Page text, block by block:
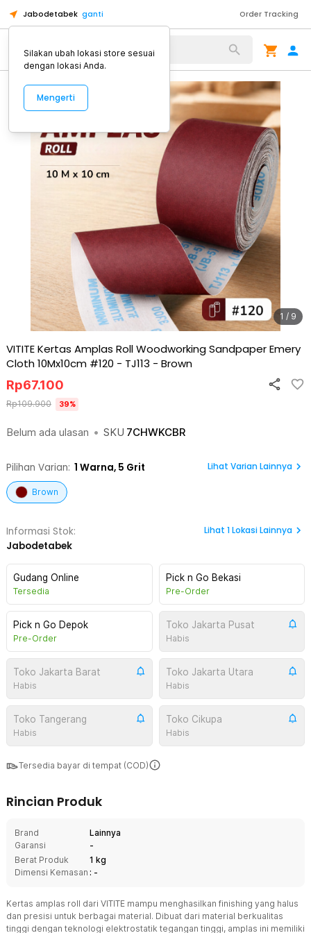
Jabodetabek ganti Order Tracking
Alat Kopi
1 / 9
VITITE Kertas Amplas Roll Woodworking Sandpaper Emery
Cloth 10Mx10cm #120 - TJ113 - Brown
Belum ada ulasan • SKU 7CHWKCBR
Rp67.100
Rp109.900 39%
Pilihan Varian: 1 Warna, 5 Grit Lihat Varian Lainnya
Brown
Informasi Stok:
Jabodetabek
Lihat 1Lokasi Lainnya
Gudang Online
Tersedia
Pick n Go Bekasi
Pre-Order
Pick n Go Depok
Pre-Order
Toko Jakarta Pusat
Habis
Toko Jakarta Barat
Habis
Toko Jakarta Utara
Habis
Toko Tangerang
Habis
Toko Cikupa
Habis
Tersedia bayar di tempat (COD)
Rincian Produk
Brand
Lainnya
Garansi
-
Berat Produk
1 kg
Dimensi Kemasan : -
Kertas amplas roll dari VITITE mampu menghasilkan finishing yang halus
dan presisi untuk berbagai material. Dibuat dari material berkualitas
tinggi dengan teknologi elektrostatik tegangan tinggi, amplas ini memiliki
Silakan ubah lokasi store sesuai
dengan lokasi Anda.
Mengerti